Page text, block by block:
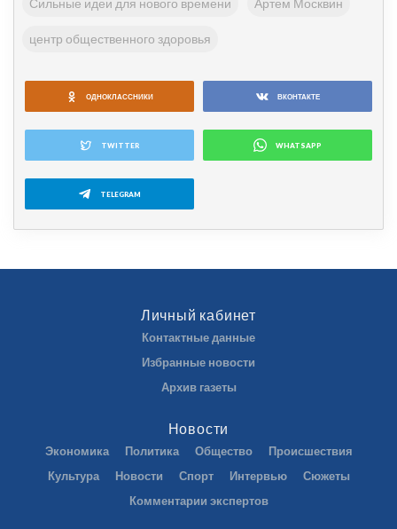
Сильные идеи для нового времени Артем Москвин
центр общественного здоровья
ОДНОКЛАССНИКИ ВКОНТАКТЕ
TWITTER WHATSAPP
TELEGRAM
Личный кабинет
Контактные данные
Избранные новости
Архив газеты
Новости
Экономика Политика Общество
Происшествия
Культура
Новости Спорт Интервью
Сюжеты
Комментарии экспертов